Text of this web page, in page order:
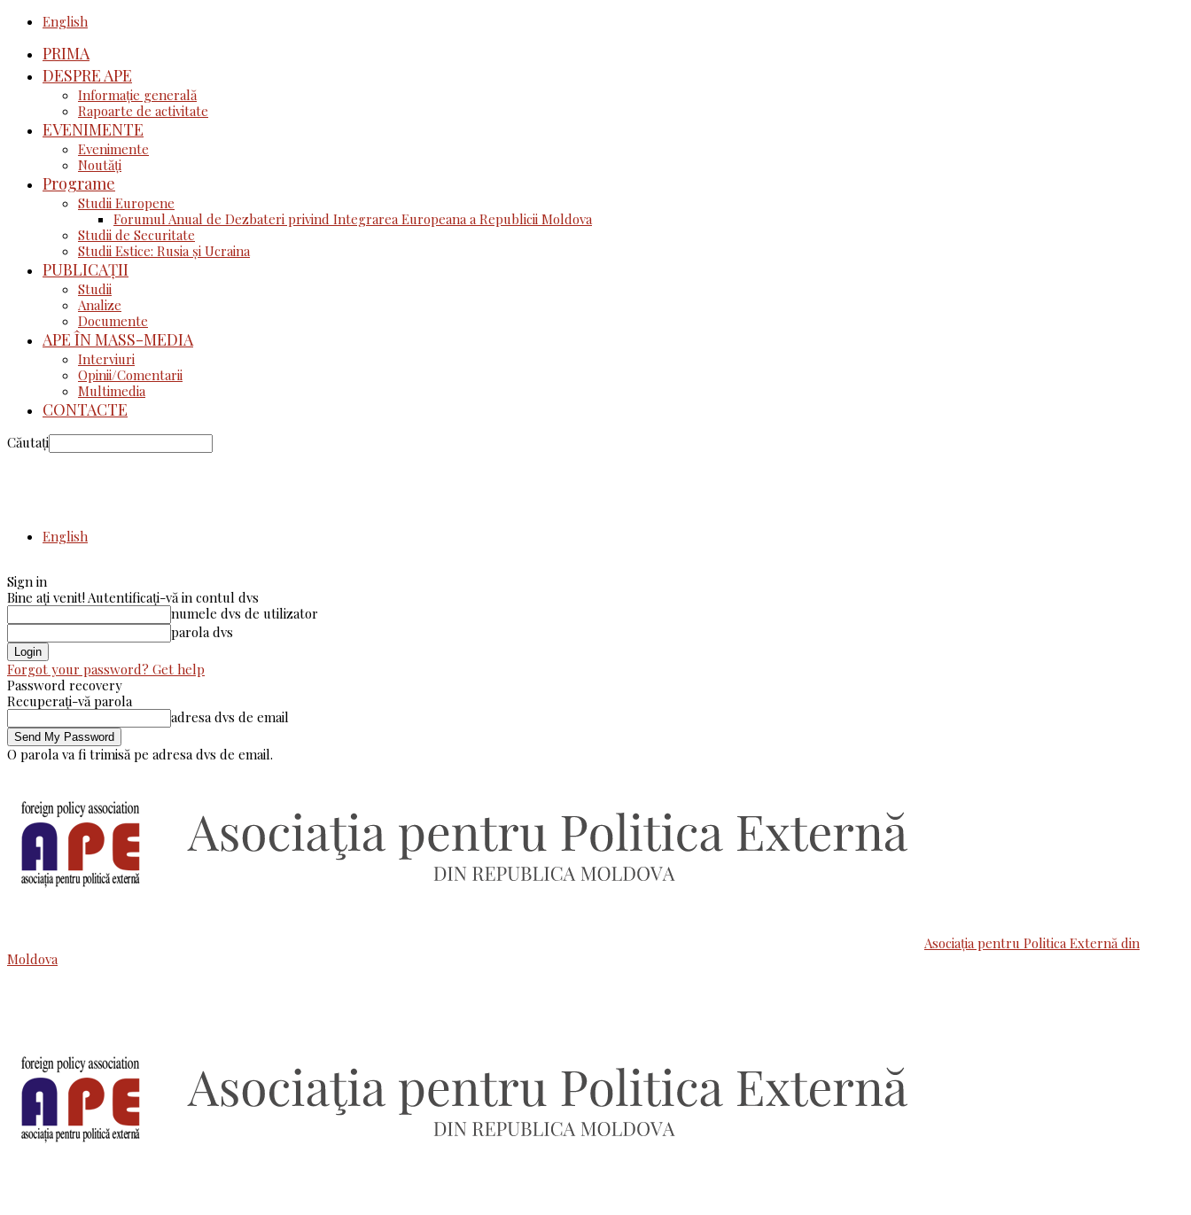
English
PRIMA
DESPRE APE
Informație generală
Rapoarte de activitate
EVENIMENTE
Evenimente
Noutăţi
Programe
Studii Europene
Forumul Anual de Dezbateri privind Integrarea Europeana a Republicii Moldova
Studii de Securitate
Studii Estice: Rusia și Ucraina
PUBLICAȚII
Studii
Analize
Documente
APE ÎN MASS-MEDIA
Interviuri
Opinii/Comentarii
Multimedia
CONTACTE
Căutați
English
Sign in
Bine ați venit! Autentificați-vă in contul dvs
numele dvs de utilizator
parola dvs
Forgot your password? Get help
Password recovery
Recuperați-vă parola
adresa dvs de email
O parola va fi trimisă pe adresa dvs de email.
Asociaţia pentru Politica Externă din
Moldova